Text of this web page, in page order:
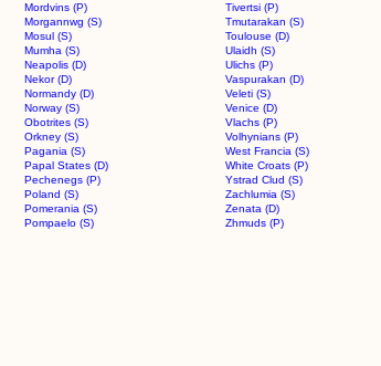
Mordvins (P)
Tivertsi (P)
Morgannwg (S)
Tmutarakan (S)
Mosul (S)
Toulouse (D)
Mumha (S)
Ulaidh (S)
Neapolis (D)
Ulichs (P)
Nekor (D)
Vaspurakan (D)
Normandy (D)
Veleti (S)
Norway (S)
Venice (D)
Obotrites (S)
Vlachs (P)
Orkney (S)
Volhynians (P)
Pagania (S)
West Francia (S)
Papal States (D)
White Croats (P)
Pechenegs (P)
Ystrad Clud (S)
Poland (S)
Zachlumia (S)
Pomerania (S)
Zenata (D)
Pompaelo (S) Zhmuds (P)